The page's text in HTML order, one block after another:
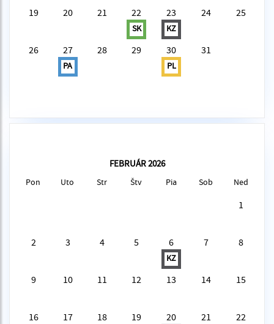
19 20 21 22
SK
23
KZ
24 25
26 27
PA
28 29 30
PL
31
FEBRUÁR 2026
Pon Uto Str Štv Pia Sob Ned
1
2 3 4 5 6
KZ
7 8
9 10 11 12 13 14 15
16 17 18 19 20 21 22